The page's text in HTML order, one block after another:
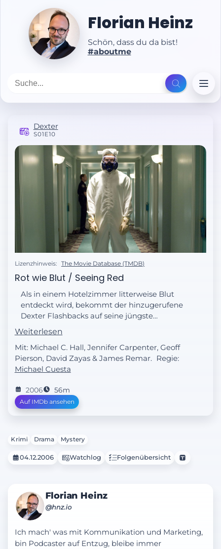
Florian Heinz
Schön, dass du da bist!
#aboutme
Dexter
S01E10
Lizenzhinweis: The Movie Database (TMDB)
Rot wie Blut / Seeing Red
Als in einem Hotelzimmer litterweise Blut
entdeckt wird, bekommt der hinzugerufene
Dexter Flashbacks auf seine jüngste
Kindheit. Steckt der Kühllaster-Killer
dahinter? Rita hat neuen Ärger mit ihrem
Ex-Mann der nun sein Besuchsrecht
einklagt.
Weiterlesen
Mit: Michael C. Hall, Jennifer Carpenter, Geoff
Pierson, David Zayas & James Remar. Regie:
Michael Cuesta
2006 56m
Auf IMDb ansehen
Krimi Drama Mystery
04.12.2006 Watchlog Folgenübersicht
Florian Heinz
@hnz.io
Ich mach' was mit Kommunikation und Marketing,
bin Podcaster auf Entzug, bleibe immer